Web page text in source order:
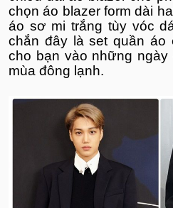
chọn áo blazer form dài
áo sơ mi trắng tùy vóc
chắn đây là set quần áo
cho bạn vào những
mùa đông lạnh.